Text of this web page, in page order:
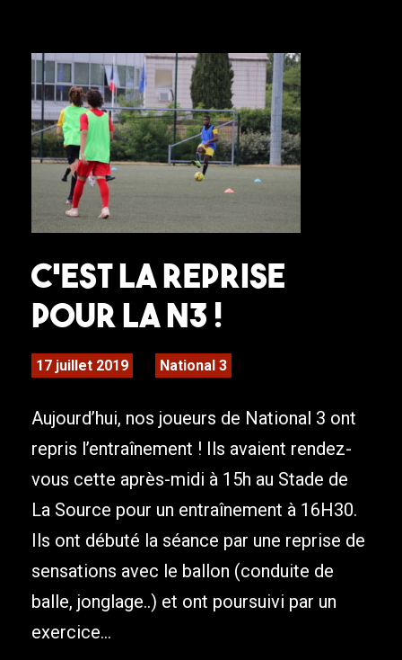
C’est la reprise
pour la N3 !
17 juillet 2019 National 3
Aujourd’hui, nos joueurs de National 3 ont
repris l’entraînement ! Ils avaient rendez-
vous cette après-midi à 15h au Stade de
La Source pour un entraînement à 16H30.
Ils ont débuté la séance par une reprise de
sensations avec le ballon (conduite de
balle, jonglage..) et ont poursuivi par un
exercice...